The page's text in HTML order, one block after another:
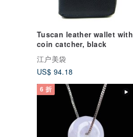
Tuscan leather wallet with
coin catcher, black
江户美袋
US$ 94.18
6 折